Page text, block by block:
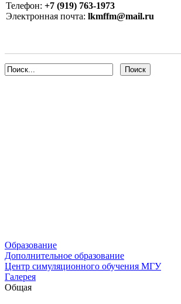
Телефон: +7 (919) 763-1973
Электронная почта: lkmffm@mail.ru
Образование
Дополнительное образование
Центр симуляционного обучения МГУ
Галерея
Общая